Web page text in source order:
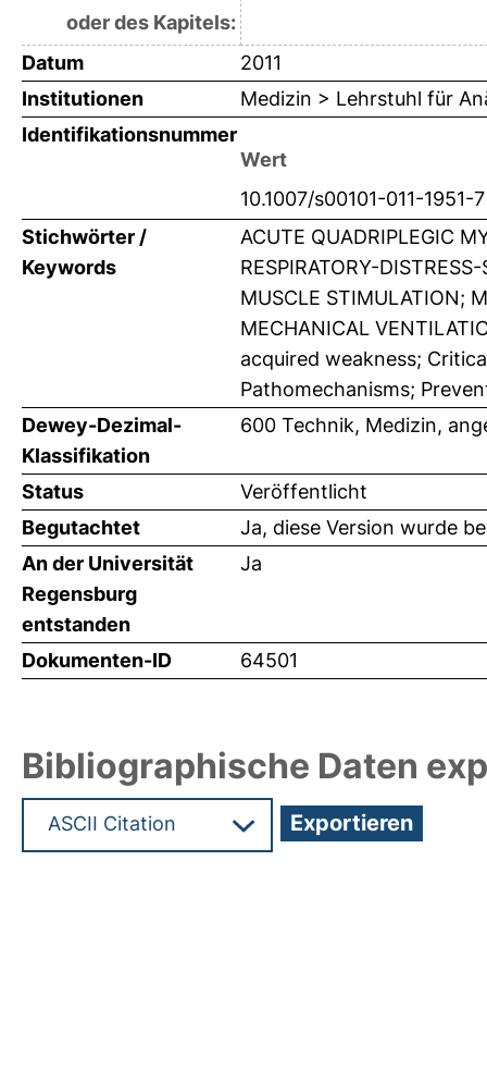
oder des Kapitels:
Datum
2011
Institutionen
Medizin > Lehrstuhl für
Identifikationsnummer
Wert
10.1007/s00101-011-1951-7
Stichwörter /
Keywords
ACUTE QUADRIPLEGIC
RESPIRATORY-
MUSCLE STIMULATION;
MECHANICAL
acquired weakness;
Pathomechanisms;
Dewey-Dezimal-
Klassifikation
600 Technik, Medizin,
Status
Veröffentlicht
Begutachtet
Ja, diese Version wurde
An der Universität
Regensburg
entstanden
Ja
Dokumenten-ID 64501
Bibliographische Daten